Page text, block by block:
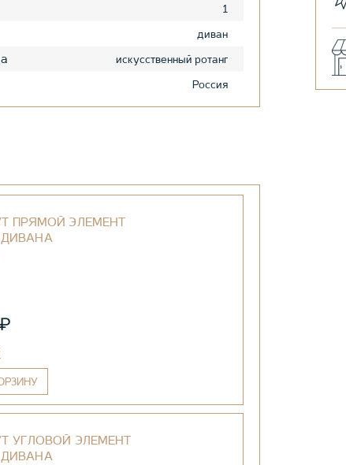
1
диван
искусственный ротанг
Россия
ПРЯМОЙ ЭЛЕМЕНТ
₽
УГЛОВОЙ ЭЛЕМЕНТ